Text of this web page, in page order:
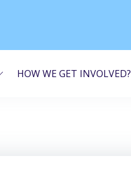
HOW WE GET INVOLVED?